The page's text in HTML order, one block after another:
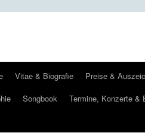
Vitae & Biografie Preise &
Songbook Termine, Konzerte &